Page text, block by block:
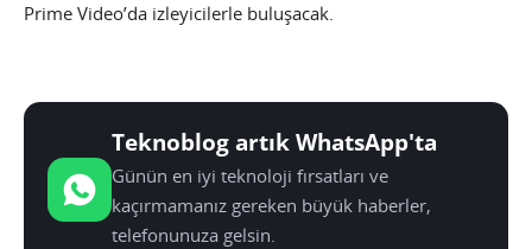
Prime Video’da izleyicilerle buluşacak.
Teknoblog artık WhatsApp'ta
Günün en iyi teknoloji fırsatları ve
kaçırmamanız gereken büyük haberler,
telefonunuza gelsin.